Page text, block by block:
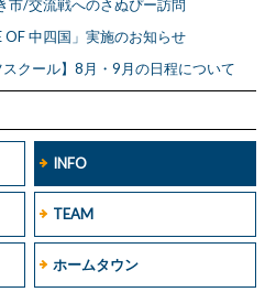
INFO
TEAM
ホームタウン
市/交流戦へのさぬぴー訪問
中四国」実施のお知らせ
スクール】8月・9月の日程について